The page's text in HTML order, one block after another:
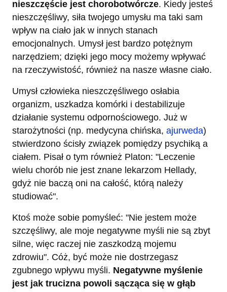
nieszczęście jest chorobotwórcze. Kiedy jesteś
nieszczęśliwy, siła twojego umysłu ma taki sam
wpływ na ciało jak w innych stanach
emocjonalnych. Umysł jest bardzo potężnym
narzędziem; dzięki jego mocy możemy wpływać
na rzeczywistość, również na nasze własne ciało.
Umysł człowieka nieszczęśliwego osłabia
organizm, uszkadza komórki i destabilizuje
działanie systemu odpornościowego. Już w
starożytności (np. medycyna chińska, ajurweda)
stwierdzono ścisły związek pomiędzy psychiką a
ciałem. Pisał o tym również Platon: "Leczenie
wielu chorób nie jest znane lekarzom Hellady,
gdyż nie baczą oni na całość, którą należy
studiować".
Ktoś może sobie pomyśleć: "Nie jestem może
szczęśliwy, ale moje negatywne myśli nie są zbyt
silne, więc raczej nie zaszkodzą mojemu
zdrowiu". Cóż, być może nie dostrzegasz
zgubnego wpływu myśli. Negatywne myślenie
jest jak trucizna powoli sącząca się w głąb